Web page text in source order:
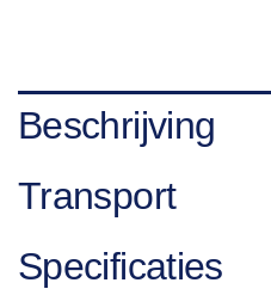
Beschrijving
Transport
Specificaties